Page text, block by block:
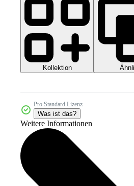
Kollektion
Pro Standard Lizenz
Was ist das?
Weitere Informationen